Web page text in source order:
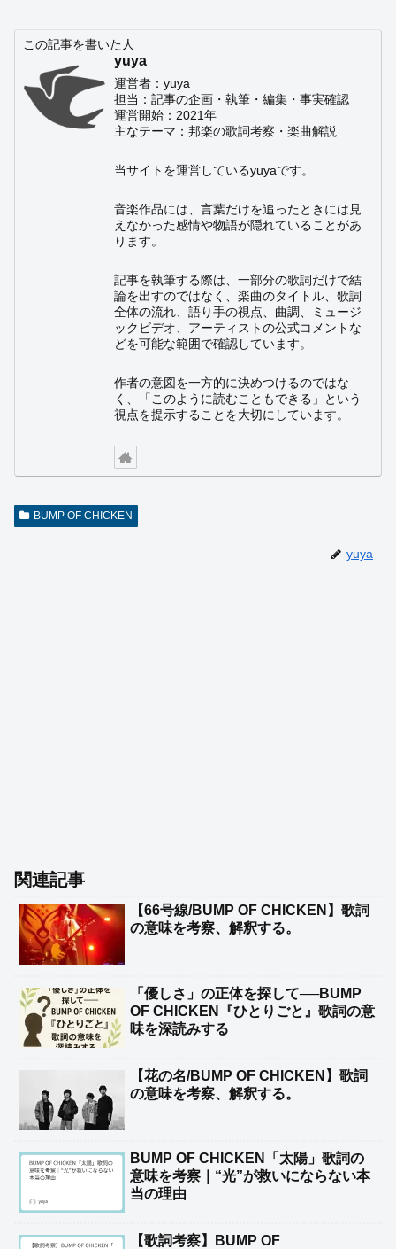
この記事を書いた人
yuya
運営者：yuya
担当：記事の企画・執筆・編集・事実確認
運営開始：2021年
主なテーマ：邦楽の歌詞考察・楽曲解説
当サイトを運営しているyuyaです。
音楽作品には、言葉だけを追ったときには見
えなかった感情や物語が隠れていることがあ
ります。
記事を執筆する際は、一部分の歌詞だけで結
論を出すのではなく、楽曲のタイトル、歌詞
全体の流れ、語り手の視点、曲調、ミュージ
ックビデオ、アーティストの公式コメントな
どを可能な範囲で確認しています。
作者の意図を一方的に決めつけるのではな
く、「このように読むこともできる」という
視点を提示することを大切にしています。
BUMP OF CHICKEN
yuya
関連記事
【66号線/BUMP OF CHICKEN】歌詞
の意味を考察、解釈する。
「優しさ」の正体を探して──BUMP
OF CHICKEN『ひとりごと』歌詞の意
味を深読みする
【花の名/BUMP OF CHICKEN】歌詞
の意味を考察、解釈する。
BUMP OF CHICKEN「太陽」歌詞の
意味を考察｜“光”が救いにならない本
当の理由
【歌詞考察】BUMP OF